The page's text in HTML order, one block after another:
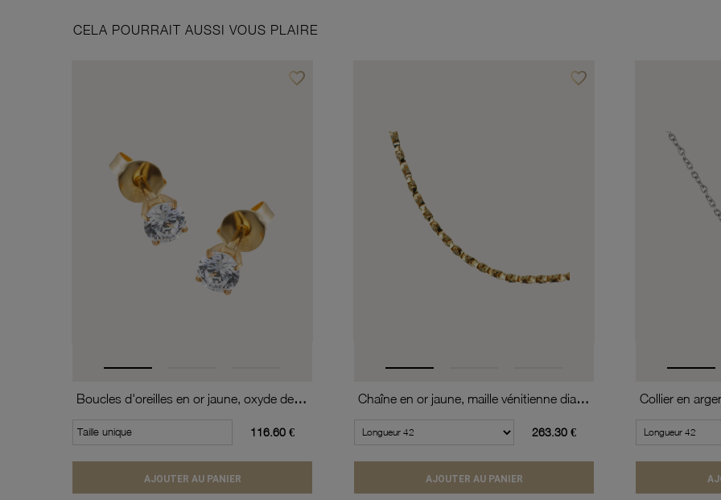
CELA POURRAIT AUSSI VOUS PLAIRE
favorite_borderAjouter à vos favoris
Boucles d'oreilles en or jaune, oxyde de zirconium (moyen modèle).
Taille unique 116.60 €
AJOUTER AU PANIER
favorite_borderAjouter à vos favoris
Chaîne en or jaune, maille vénitienne diamantée et torsadée
263.30 €
AJOUTER AU PANIER